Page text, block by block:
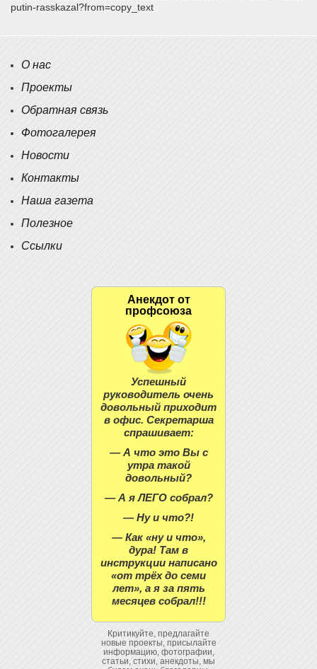
putin-rasskazal?from=copy_text
О нас
Проекты
Обратная связь
Фотогалерея
Новости
Контакты
Наша газета
Полезное
Ссылки
Анекдот от
профсоюза
Успешный
руководитель очень
довольный приходит
в офис. Секретарша
спрашивает:
— А что это Вы с
утра такой
довольный?
— А я ЛЕГО собрал?
— Ну и что?!
— Как «ну и что»,
дура! Там в
инструкции написано
«от трёх до семи
лет», а я за пять
месяцев собрал!!!
Критикуйте, предлагайте
новые проекты, присылайте
информацию, фотографии,
статьи, стихи, анекдоты, мы